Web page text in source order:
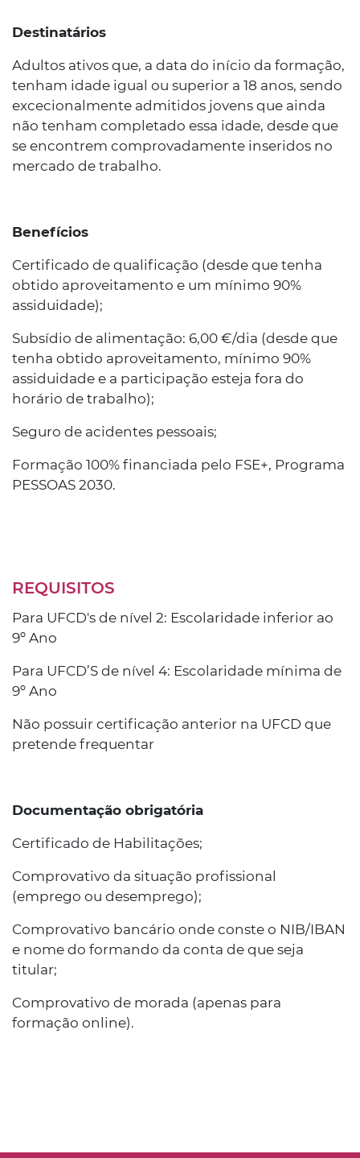
Destinatários
Adultos ativos que, a data do início da formação,
tenham idade igual ou superior a 18 anos, sendo
excecionalmente admitidos jovens que ainda
não tenham completado essa idade, desde que
se encontrem comprovadamente inseridos no
mercado de trabalho.
Benefícios
Certificado de qualificação (desde que tenha
obtido aproveitamento e um mínimo 90%
assiduidade);
Subsídio de alimentação: 6,00 €/dia (desde que
tenha obtido aproveitamento, mínimo 90%
assiduidade e a participação esteja fora do
horário de trabalho);
Seguro de acidentes pessoais;
Formação 100% financiada pelo FSE+, Programa
PESSOAS 2030.
REQUISITOS
Para UFCD's de nível 2: Escolaridade inferior ao
9º Ano
Para UFCD’S de nível 4: Escolaridade mínima de
9º Ano
Não possuir certificação anterior na UFCD que
pretende frequentar
Documentação obrigatória
Certificado de Habilitações;
Comprovativo da situação profissional
(emprego ou desemprego);
Comprovativo bancário onde conste o NIB/IBAN
e nome do formando da conta de que seja
titular;
Comprovativo de morada (apenas para
formação online).